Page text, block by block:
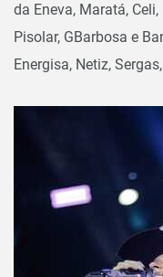
da Eneva, Maratá,
Pisolar, GBarbosa e
Energisa, Netiz,